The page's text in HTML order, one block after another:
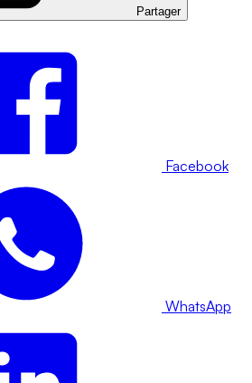
Partager
Facebook
WhatsApp